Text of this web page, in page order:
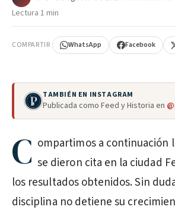
Lectura 1 min
COMPARTIR WhatsApp Facebook
TAMBIÉN EN INSTAGRAM
Publicada como Feed y Historia en
C ompartimos a continuación
se dieron cita en la ciudad
los resultados obtenidos. Sin
disciplina no detiene su